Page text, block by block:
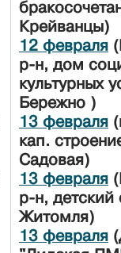
Крейванцы)
12 февраля
р-н, дом
культурных
Бережно )
13 февраля
кап.
Садовая)
13 февраля
р-н, детский
Житомля)
13 февраля